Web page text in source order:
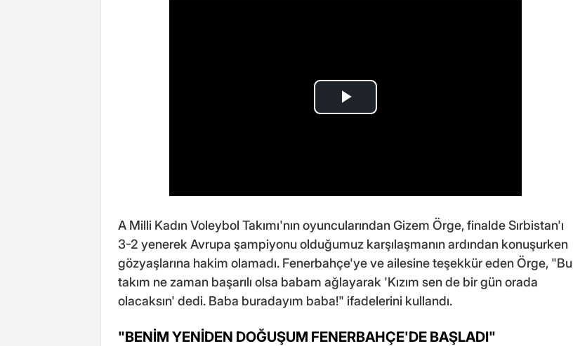
A Milli Kadın Voleybol Takımı'nın oyuncularından Gizem Örge, finalde Sırbistan'ı
3-2 yenerek Avrupa şampiyonu olduğumuz karşılaşmanın ardından konuşurken
gözyaşlarına hakim olamadı. Fenerbahçe'ye ve ailesine teşekkür eden Örge, "Bu
takım ne zaman başarılı olsa babam ağlayarak 'Kızım sen de bir gün orada
olacaksın' dedi. Baba buradayım baba!" ifadelerini kullandı.
"BENİM YENİDEN DOĞUŞUM FENERBAHÇE'DE BAŞLADI"